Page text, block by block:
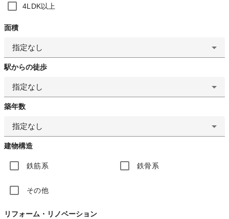
4LDK以上
面積
指定なし
駅からの徒歩
指定なし
築年数
指定なし
建物構造
鉄筋系 鉄骨系
その他
リフォーム・リノベーション